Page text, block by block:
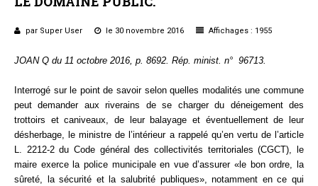
Chroniques
Etudes de texte
Conclusions et Rapports
Formez-vous !
par Super User le 30 novembre 2016 Affichages : 1955
JOAN Q du 11 octobre 2016, p. 8692. Rép. minist. n° 96713.
Interrogé sur le point de savoir selon quelles modalités une commune
peut demander aux riverains de se charger du déneigement des
trottoirs et caniveaux, de leur balayage et éventuellement de leur
désherbage, le ministre de l’intérieur a rappelé qu’en vertu de l’article
L. 2212-2 du Code général des collectivités territoriales (CGCT), le
maire exerce la police municipale en vue d’assurer «le bon ordre, la
sûreté, la sécurité et la salubrité publiques», notamment en ce qui